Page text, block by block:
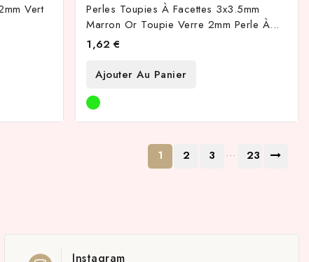
Vert
Perles Toupies À Facettes 3x3.5mm
Marron Or Toupie Verre 2mm Perle À...
1,62 €
Ajouter Au Panier
1 2 3 … 23
Instagram